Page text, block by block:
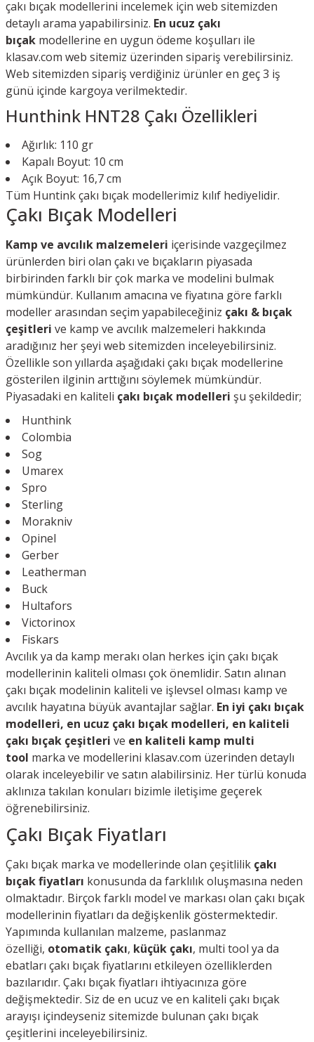
çakı bıçak modellerini incelemek için web sitemizden
detaylı arama yapabilirsiniz. En ucuz çakı
bıçak modellerine en uygun ödeme koşulları ile
klasav.com web sitemiz üzerinden sipariş verebilirsiniz.
Web sitemizden sipariş verdiğiniz ürünler en geç 3 iş
günü içinde kargoya verilmektedir.
Hunthink HNT28 Çakı Özellikleri
Ağırlık: 110 gr
Kapalı Boyut: 10 cm
Açık Boyut: 16,7 cm
Tüm Huntink çakı bıçak modellerimiz kılıf hediyelidir.
Çakı Bıçak Modelleri
Kamp ve avcılık malzemeleri içerisinde vazgeçilmez
ürünlerden biri olan çakı ve bıçakların piyasada
birbirinden farklı bir çok marka ve modelini bulmak
mümkündür. Kullanım amacına ve fiyatına göre farklı
modeller arasından seçim yapabileceğiniz çakı & bıçak
çeşitleri ve kamp ve avcılık malzemeleri hakkında
aradığınız her şeyi web sitemizden inceleyebilirsiniz.
Özellikle son yıllarda aşağıdaki çakı bıçak modellerine
gösterilen ilginin arttığını söylemek mümkündür.
Piyasadaki en kaliteli çakı bıçak modelleri şu şekildedir;
Hunthink
Colombia
Sog
Umarex
Spro
Sterling
Morakniv
Opinel
Gerber
Leatherman
Buck
Hultafors
Victorinox
Fiskars
Avcılık ya da kamp merakı olan herkes için çakı bıçak
modellerinin kaliteli olması çok önemlidir. Satın alınan
çakı bıçak modelinin kaliteli ve işlevsel olması kamp ve
avcılık hayatına büyük avantajlar sağlar. En iyi çakı bıçak
modelleri, en ucuz çakı bıçak modelleri, en kaliteli
çakı bıçak çeşitleri ve en kaliteli kamp multi
tool marka ve modellerini klasav.com üzerinden detaylı
olarak inceleyebilir ve satın alabilirsiniz. Her türlü konuda
aklınıza takılan konuları bizimle iletişime geçerek
öğrenebilirsiniz.
Çakı Bıçak Fiyatları
Çakı bıçak marka ve modellerinde olan çeşitlilik çakı
bıçak fiyatları konusunda da farklılık oluşmasına neden
olmaktadır. Birçok farklı model ve markası olan çakı bıçak
modellerinin fiyatları da değişkenlik göstermektedir.
Yapımında kullanılan malzeme, paslanmaz
özelliği, otomatik çakı, küçük çakı, multi tool ya da
ebatları çakı bıçak fiyatlarını etkileyen özelliklerden
bazılarıdır. Çakı bıçak fiyatları ihtiyacınıza göre
değişmektedir. Siz de en ucuz ve en kaliteli çakı bıçak
arayışı içindeyseniz sitemizde bulunan çakı bıçak
çeşitlerini inceleyebilirsiniz.